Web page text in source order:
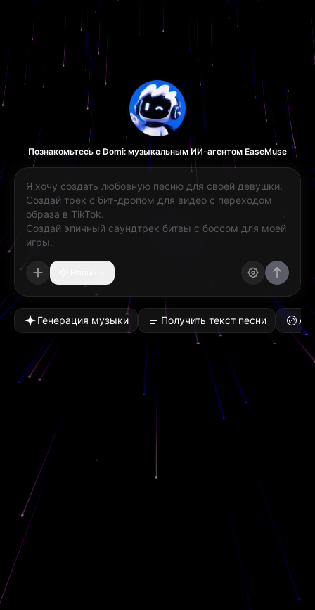
Познакомьтесь с Domi: музыкальным ИИ-агентом EaseMuse
Генерация музыки Получить текст песни